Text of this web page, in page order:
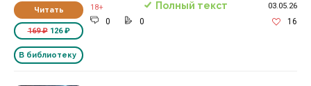
Читать
169 ₽126 ₽
В библиотеку
18+ Полный текст 03.05.26
0 0 16